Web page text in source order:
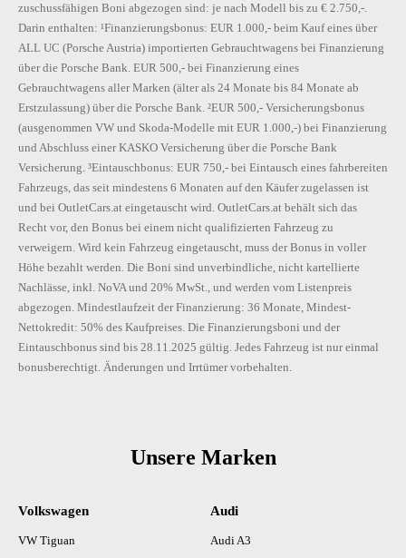
zuschussfähigen Boni abgezogen sind: je nach Modell bis zu € 2.750,-.
Darin enthalten: ¹Finanzierungsbonus: EUR 1.000,- beim Kauf eines über
ALL UC (Porsche Austria) importierten Gebrauchtwagens bei Finanzierung
über die Porsche Bank. EUR 500,- bei Finanzierung eines
Gebrauchtwagens aller Marken (älter als 24 Monate bis 84 Monate ab
Erstzulassung) über die Porsche Bank. ²EUR 500,- Versicherungsbonus
(ausgenommen VW und Skoda-Modelle mit EUR 1.000,-) bei Finanzierung
und Abschluss einer KASKO Versicherung über die Porsche Bank
Versicherung. ³Eintauschbonus: EUR 750,- bei Eintausch eines fahrbereiten
Fahrzeugs, das seit mindestens 6 Monaten auf den Käufer zugelassen ist
und bei OutletCars.at eingetauscht wird. OutletCars.at behält sich das
Recht vor, den Bonus bei einem nicht qualifizierten Fahrzeug zu
verweigern. Wird kein Fahrzeug eingetauscht, muss der Bonus in voller
Höhe bezahlt werden. Die Boni sind unverbindliche, nicht kartellierte
Nachlässe, inkl. NoVA und 20% MwSt., und werden vom Listenpreis
abgezogen. Mindestlaufzeit der Finanzierung: 36 Monate, Mindest-
Nettokredit: 50% des Kaufpreises. Die Finanzierungsboni und der
Eintauschbonus sind bis 28.11.2025 gültig. Jedes Fahrzeug ist nur einmal
bonusberechtigt. Änderungen und Irrtümer vorbehalten.
Unsere Marken
Volkswagen
VW Tiguan
Audi
Audi A3